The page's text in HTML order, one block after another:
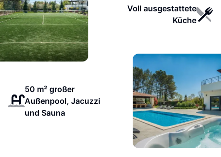
Voll ausgestattete
Küche
50 m² großer
Außenpool, Jacuzzi
und Sauna